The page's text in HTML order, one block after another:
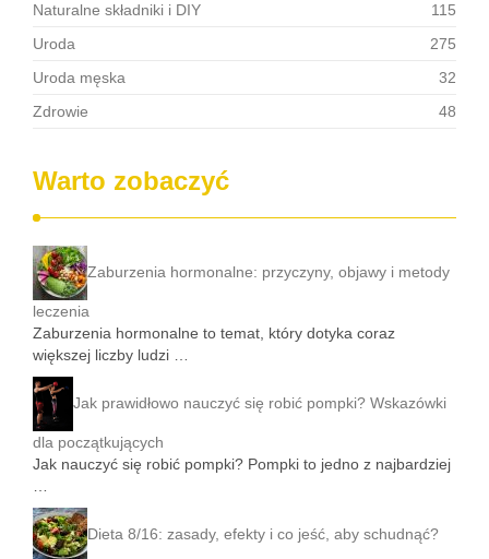
Naturalne składniki i DIY
115
Uroda
275
Uroda męska
32
Zdrowie
48
Warto zobaczyć
Zaburzenia hormonalne: przyczyny, objawy i metody
leczenia
Zaburzenia hormonalne to temat, który dotyka coraz
większej liczby ludzi …
Jak prawidłowo nauczyć się robić pompki? Wskazówki
dla początkujących
Jak nauczyć się robić pompki? Pompki to jedno z najbardziej
…
Dieta 8/16: zasady, efekty i co jeść, aby schudnąć?